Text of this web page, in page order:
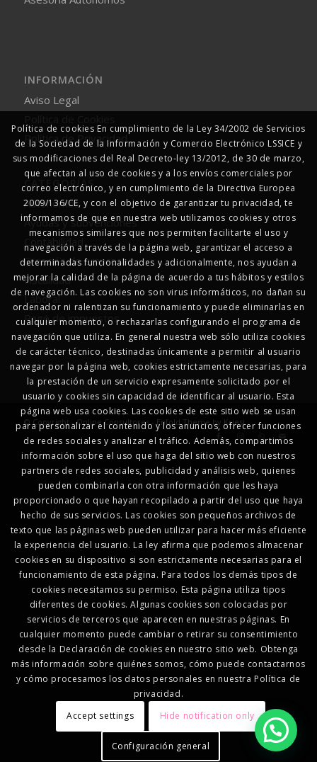
INFORMACIÓN
Aviso Legal
Política de Privacidad
CATEGORÍAS
Autonomos
Ayudas y subvenciones
Contabilidad
Creación de empresas
Fiscalidad
Laboral
Pago de impuestos
RENTA
© Copyright - Online Consultores -Enfold Theme by Kriesi
Política de cookies En cumplimiento de la Ley 34/2002 de Servicios
de la Sociedad de la Información y Comercio Electrónico LSSICE y
sus modificaciones del Real Decreto-ley 13/2012, de 30 de marzo,
que afectan al uso de cookies y a los envíos comerciales por
correo electrónico, y en cumplimiento de la Directiva Europea
2009/136/CE, y con el objetivo de garantizar tu privacidad, te
informamos de que en nuestra web utilizamos cookies y otros
mecanismos similares que nos permiten facilitarte el uso y
navegación a través de la página web, garantizar el acceso a
determinadas funcionalidades y adicionalmente, nos ayudan a
mejorar la calidad de la página de acuerdo a tus hábitos y estilos
de navegación. Las cookies no son virus informáticos, no dañan su
ordenador ni ralentizan su funcionamiento y puede eliminarlas en
cualquier momento, o rechazarlas configurando el programa de
navegación que utiliza. En general nuestra web sólo utiliza cookies
de carácter técnico, destinadas únicamente a permitir al usuario
navegar por la página web, cookies estrictamente necesarias, para
la prestación de un servicio expresamente solicitado por el
usuario y cookies sin capacidad de identificar al usuario. Esta
página web usa cookies. Las cookies de este sitio web se usan
para personalizar el contenido y los anuncios, ofrecer funciones
de redes sociales y analizar el tráfico. Además, compartimos
información sobre el uso que haga del sitio web con nuestros
partners de redes sociales, publicidad y análisis web, quienes
pueden combinarla con otra información que les haya
proporcionado o que hayan recopilado a partir del uso que haya
hecho de sus servicios. Las cookies son pequeños archivos de
texto que las páginas web pueden utilizar para hacer más eficiente
la experiencia del usuario. La ley afirma que podemos almacenar
cookies en su dispositivo si son estrictamente necesarias para el
funcionamiento de esta página. Para todos los demás tipos de
cookies necesitamos su permiso. Esta página utiliza tipos
diferentes de cookies. Algunas cookies son colocadas por
servicios de terceros que aparecen en nuestras páginas. En
cualquier momento puede cambiar o retirar su consentimiento
desde la Declaración de cookies en nuestro sitio web. Obtenga
más información sobre quiénes somos, cómo puede contactarnos
y cómo procesamos los datos personales en nuestra Política de
privacidad.
Accept settings
Hide notification only
Configuración general